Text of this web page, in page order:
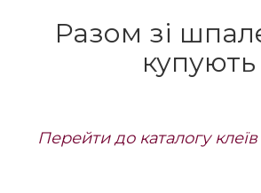
Разом зі
купують
Перейти до каталогу